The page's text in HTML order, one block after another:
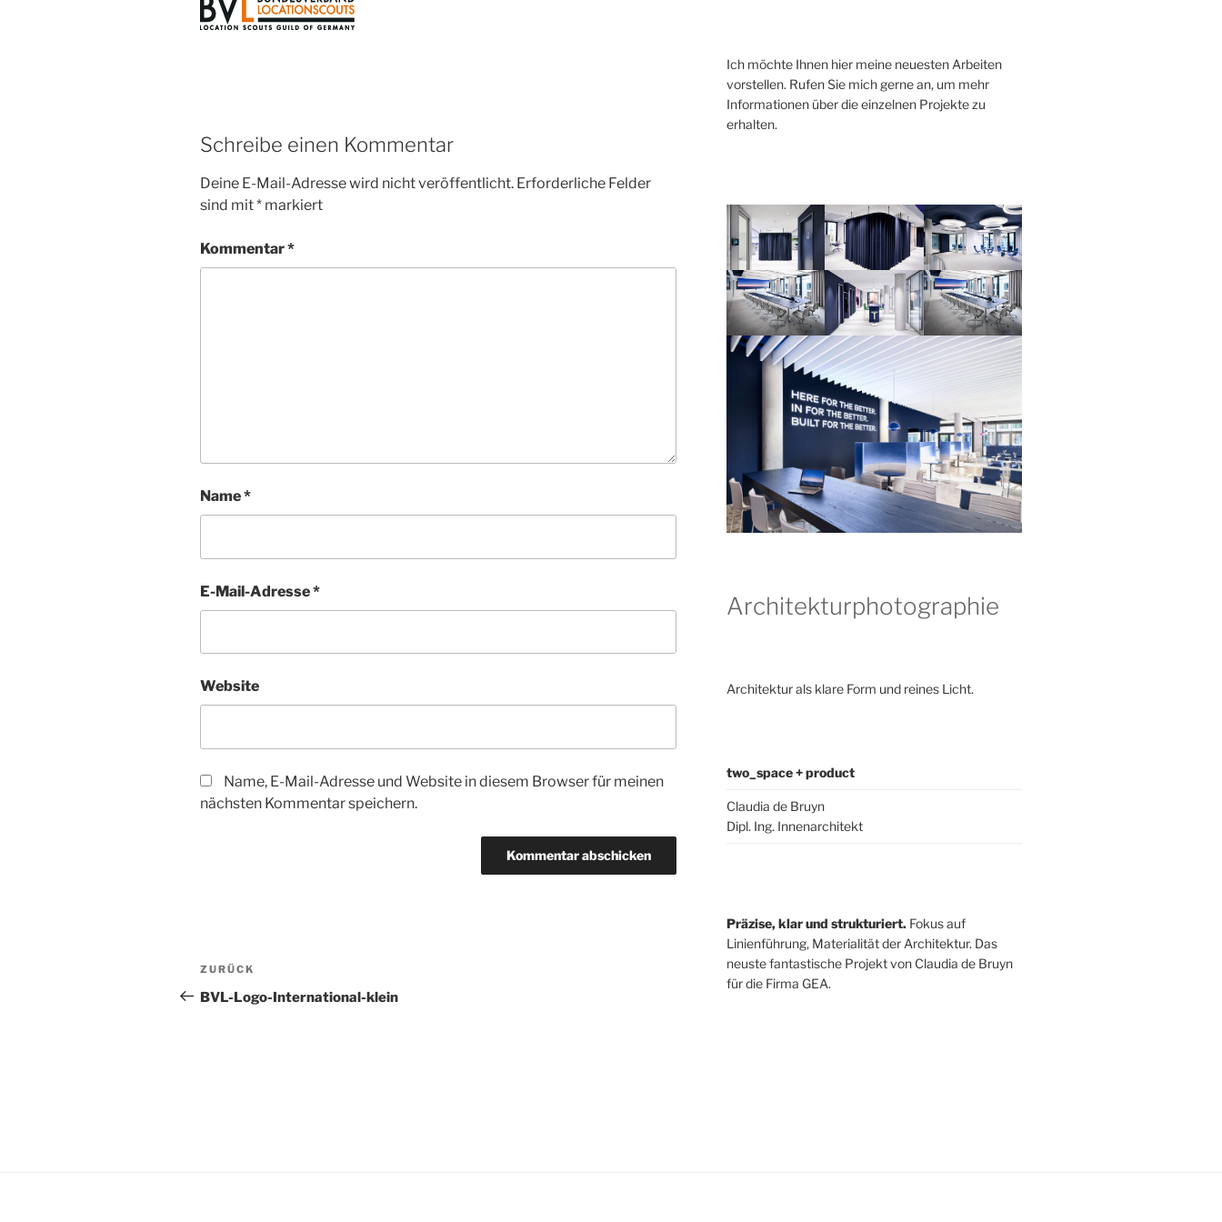
Schreibe einen Kommentar
Deine E-Mail-Adresse wird nicht veröffentlicht. Erforderliche Felder
sind mit* markiert
Kommentar*
Name*
E-Mail-Adresse*
Website
Name, E-Mail-Adresse und Website in diesem Browser für meinen
nächsten Kommentar speichern.
Beitragsnavigation
Vorheriger
Beitrag
ZURÜCK
BVL-Logo-International-klein
Ich möchte Ihnen hier meine neuesten Arbeiten
vorstellen. Rufen Sie mich gerne an, um mehr
Informationen über die einzelnen Projekte zu
erhalten.
Architekturphotographie
Architektur als klare Form und reines Licht.
two_space + product
Claudia de Bruyn
Dipl. Ing. Innenarchitekt
Präzise, klar und strukturiert. Fokus auf
Linienführung, Materialität der Architektur. Das
neuste fantastische Projekt von Claudia de Bruyn
für die Firma GEA.